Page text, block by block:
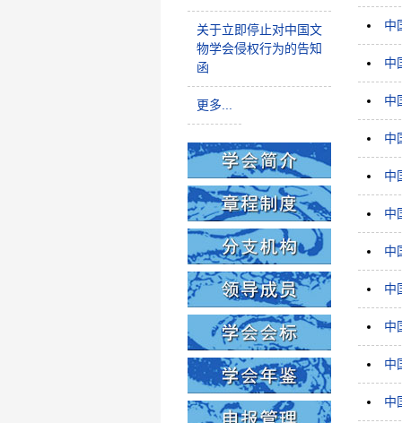
中
中
中
中
中
中
中
中
中
中
中
关于立即停止对中国文
物学会侵权行为的告知
函
更多...